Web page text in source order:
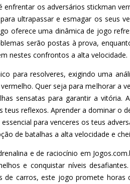
os adversários stickman
ultrapassar e esmagar os seus
oferece uma dinâmica de jogo
serão postas à prova,
nestes confrontos a alta velocidade.
para resolveres, exigindo uma
Quer seja para melhorar a
sensatas para garantir a vitória.
reflexos. Aprender a dominar o
para venceres os teus
de batalhas a alta velocidade e
e de raciocínio em
e conquistar níveis
de carros, este jogo promete